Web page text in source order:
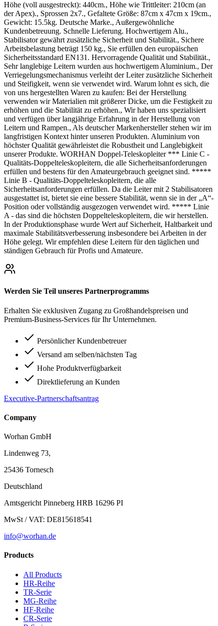
Höhe (voll ausgestreckt): 440cm., Höhe wie Trittleiter: 210cm (an
der Apex)., Sprossen 2x7., Gefaltete Größe: 87cm x 47cm x 19cm.,
Gewicht: 15.5kg. Deutsche Marke., Außergewöhnliche
Kundenbetreuung. Schnelle Lieferung. Hochwertigem Alu.,
Stabilisator gewährt zusätzliche Sicherheit und Stabilität., Sichere
Arbeitsbelastung beträgt 150 kg., Sie erfüllen den europäischen
Sicherheitsstandard EN131. Hervorragende Qualität und Stabilität.,
Sehr langlebige Leitern wurden aus hochwertigem Aluminium., Der
Verriegelungsmechanismus verleiht der Leiter zusätzliche Sicherheit
und Steifigkeit, wenn sie verwendet wird. Warum lohnt es sich, die
von uns hergestellten Waren zu kaufen: Bei der Herstellung
verwenden wir Materialien mit größerer Dicke, um die Festigkeit zu
erhöhen und die Stabilität zu erhöhen., Wir haben uns spezialisiert
und verfügen über langjährige Erfahrung in der Herstellung von
Leitern und Rampen., Als deutscher Markenhersteller stehen wir im
langfristigen Kontext hinter unseren Produkten. Aluminium von
höchster Qualität gewährleistet die Robustheit und Langlebigkeit
unserer Produkte. WORHAN Doppel-Teleskopleiter *** Linie C -
Qualitäts-Doppelteleskopleitern, die alle Sicherheitsanforderungen
erfüllen und bestens für den Amateurgebrauch geeignet sind. *****
Linie B - Qualitäts-Doppelteleskopleitern, die alle
Sicherheitsanforderungen erfüllen. Da die Leiter mit 2 Stabilisatoren
ausgestattet ist, bietet sie eine bessere Stabilität, wenn sie in der „A“-
Position oder vollständig ausgezogen verwendet wird. ***** Linie
A - das sind die höchsten Doppelteleskopleitern, die wir herstellen.
In der Produktionsphase wurde Wert auf Sicherheit, Haltbarkeit und
maximale Stabilitätsverbesserung insbesondere bei Arbeiten in der
Höhe gelegt. Wir empfehlen diese Leitern für den täglichen und
ständigen Gebrauch für Profis und Amateure.
Werden Sie Teil unseres Partnerprogramms
Erhalten Sie exklusiven Zugang zu Großhandelspreisen und
Premium-Business-Services für Ihr Unternehmen.
Persönlicher Kundenbetreuer
Versand am selben/nächsten Tag
Hohe Produktverfügbarkeit
Direktlieferung an Kunden
Executive-Partnerschaftsantrag
Company
Worhan GmbH
Lindenweg 73,
25436 Tornesch
Deutschland
Amtsgericht Pinneberg HRB 16296 PI
MwSt / VAT: DE815618541
info@worhan.de
Products
All Products
HR-Reihe
TR-Serie
MG-Reihe
HF-Reihe
CR-Serie